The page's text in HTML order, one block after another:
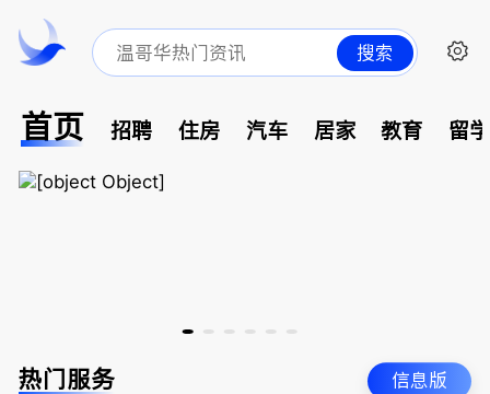
搜索
首页 招聘 住房 汽车 居家 教育 留
热门服务 信息版